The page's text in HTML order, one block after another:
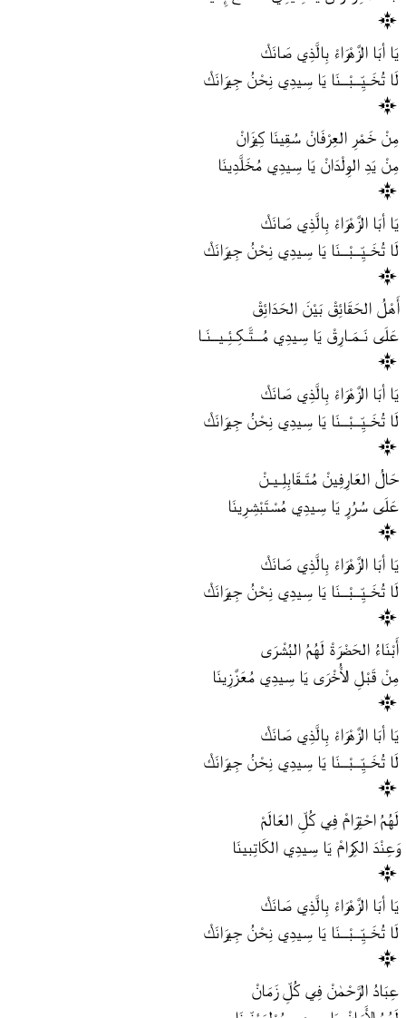
يَا أبَا الزَّهْرَاءْ بِالَّذِي صَانَكْ
لَا تُخَـيِّــبْــنَا يَا سِيدِي نِحْنُ جِيرَانَكْ
مِنْ خَمْرِ العِرْفَانْ سُقِينَا كِيزَانْ
مِنْ يَدِ الوِلْدَانْ يَا سِيدِي مُخَلَّدِينَا
يَا أبَا الزَّهْرَاءْ بِالَّذِي صَانَكْ
لَا تُخَـيِّــبْــنَا يَا سِيدِي نِحْنُ جِيرَانَكْ
أَهْلُ الحَقَائِقْ بَيْنَ الحَدَائِقْ
عَلَى نَـمَـارِقْ يَا سِيدِي مُــتَّـكِـئِـيــنَـا
يَا أبَا الزَّهْرَاءْ بِالَّذِي صَانَكْ
لَا تُخَـيِّــبْــنَا يَا سِيدِي نِحْنُ جِيرَانَكْ
حَالُ العَارِفِينْ مُتَـقَابِلِـيـنْ
عَلَى سُرُرٍ يَا سِيدِي مُسْتَبْشِرِينَا
يَا أبَا الزَّهْرَاءْ بِالَّذِي صَانَكْ
لَا تُخَـيِّــبْــنَا يَا سِيدِي نِحْنُ جِيرَانَكْ
أَبْنَاءُ الحَضْرَةْ لَهُمُ البُشْرَى
مِنْ قَبْلِ الأُخْرَى يَا سِيدِي مُعَزَّزِينَا
يَا أبَا الزَّهْرَاءْ بِالَّذِي صَانَكْ
لَا تُخَـيِّــبْــنَا يَا سِيدِي نِحْنُ جِيرَانَكْ
لَهُمُ احْتِرَامْ فِي كُلِّ العَالَمْ
وَعِنْدَ الكِرَامْ يَا سِيدِي الكَاتِبينَا
يَا أبَا الزَّهْرَاءْ بِالَّذِي صَانَكْ
لَا تُخَـيِّــبْــنَا يَا سِيدِي نِحْنُ جِيرَانَكْ
عِبَادُ الرَّحْمٰنْ فِي كُلِّ زَمَانْ